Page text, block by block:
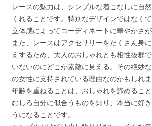
レースの魅力は、シンプルな着こなしに自
くれることです。特別なデザインではなく
立体感によってコーディネートに華やかさが
また、レースはアクセサリーをたくさん身
えするため、大人のおしゃれとも相性抜群
いないのにどこか素敵に見える。その絶妙
の女性に支持されている理由なのかもしれま
年齢を重ねることは、おしゃれを諦めること
むしろ自分に似合うものを知り、本当に好
うになることです。